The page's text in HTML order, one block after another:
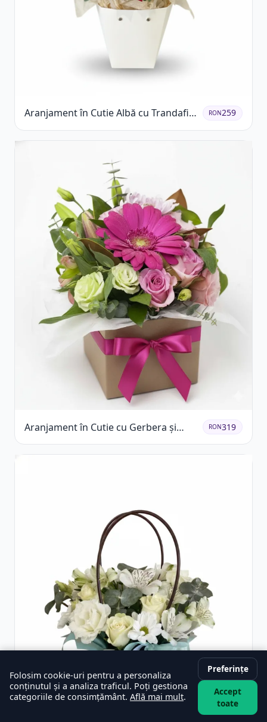
Aranjament în Cutie Albă cu Trandafiri
Roșii și Lisianthus
RON259
Aranjament în Cutie cu Gerbera și
Trandafiri Roz
RON319
Folosim cookie-uri pentru a personaliza
conținutul și a analiza traficul. Poți gestiona
categoriile de consimțământ. Află mai mult.
Preferințe
Accept
toate